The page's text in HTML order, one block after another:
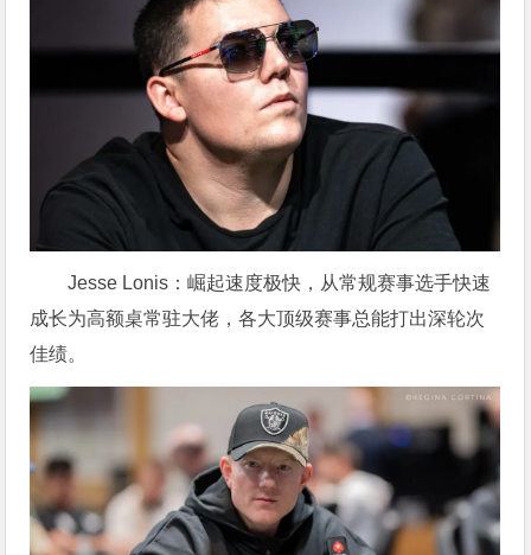
Jesse Lonis：崛起速度极快，从常规赛事选手快速
成长为高额桌常驻大佬，各大顶级赛事总能打出深轮次
佳绩。